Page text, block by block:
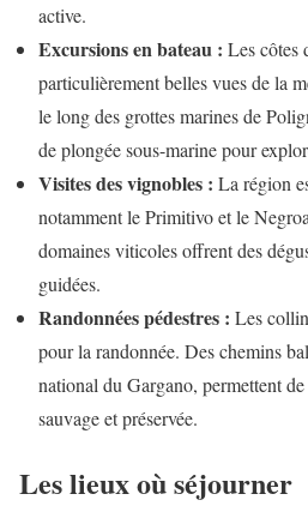
active.
Excursions en bateau : Les côtes
particulièrement belles vues de la
le long des grottes marines de
de plongée sous-marine pour
Visites des vignobles : La région
notamment le Primitivo et le
domaines viticoles offrent des
guidées.
Randonnées pédestres : Les
pour la randonnée. Des chemins
national du Gargano, permettent
sauvage et préservée.
Les lieux où séjourner